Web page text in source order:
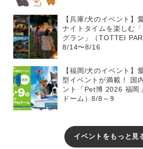
【兵庫/犬のイベント】
ナイトタイムを楽しむ
グラン」（TOTTEI
8/14〜8/16
【福岡/犬のイベント】
型イベントが満載！ 国
ント「Pet博 2026 福岡
ドーム）8/8～9
イベントをもっと見